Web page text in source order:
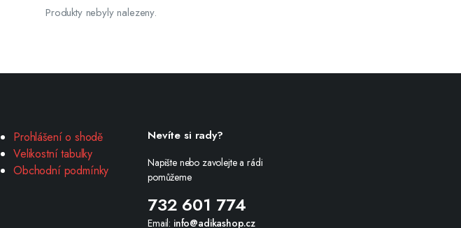
Produkty nebyly nalezeny.
Prohlášení o shodě
Velikostní tabulky
Obchodní podmínky
Nevíte si rady?
Napište nebo zavolejte a rádi
pomůžeme
732 601 774
Email: info@adikashop.cz